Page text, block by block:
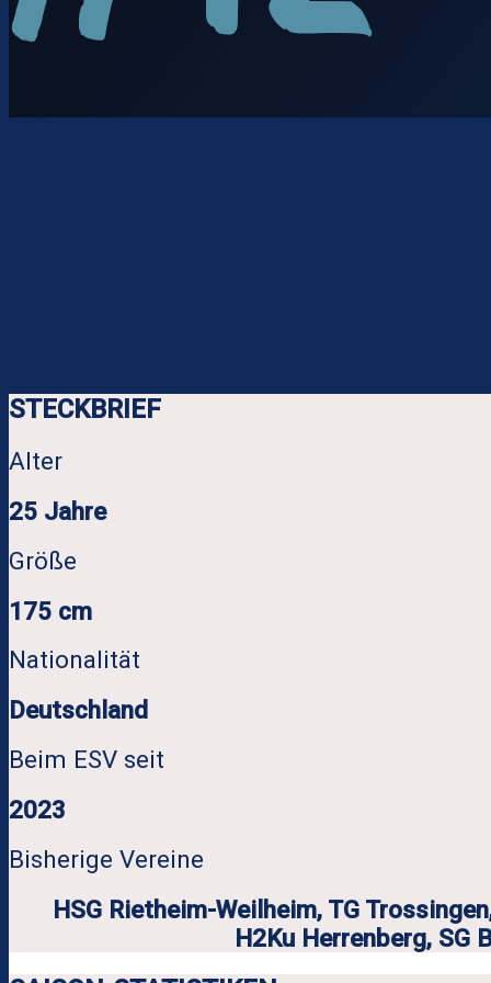
STECKBRIEF
Alter
25 Jahre
Größe
175 cm
Nationalität
Deutschland
Beim ESV seit
2023
Bisherige Vereine
HSG Rietheim-Weilheim, TG
H2Ku Herrenberg, SG